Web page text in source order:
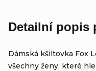
Detailní popis
Dámská kšiltovka Fox
všechny ženy, které